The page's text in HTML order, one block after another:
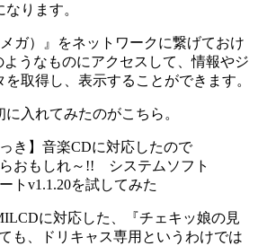
ります。
ガ）』をネットワークに繋げておけ
うなものにアクセスして、情報やジ
取得し、表示することができます。
入れてみたのがこちら。
に対応した、『チェキッ娘の見
も、ドリキャス専用というわけでは